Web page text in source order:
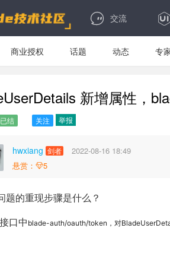
交流
商业授权 话题 动态 专
新增属性，
已结 关注 举报
hwxiang 剑者
2022-08-16 18:49
悬赏：
5
题的重现步骤是什么？
口中 blade-auth/oauth/token，对